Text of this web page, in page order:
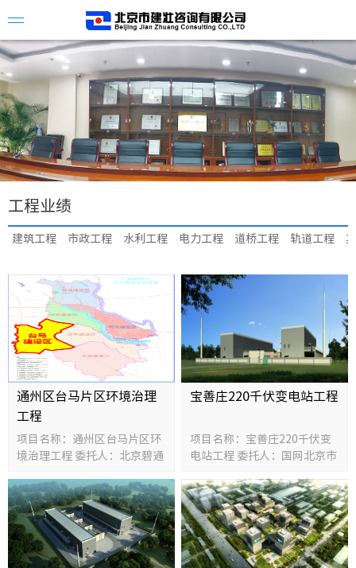
公司简
企业资
企业荣
公司新
招标公
行业资
建筑工
市政工
水利工
电力工
工程业绩
建筑工程 市政工程 水利工程 电力工程 道桥工程 轨道工程
通州区台马片区环境治理
工程
项目名称：通州区台马片区环
境治理工程 委托人：北京碧通
模：156平方公里 投资额：
33900万元
宝善庄220千伏变电站工程
项目名称：宝善庄220千伏变
电站工程 委托人：国网北京市
投资额：3516万元